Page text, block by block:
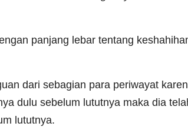
panjang lebar tentang
dari sebagian para periwayat
dulu sebelum lututnya maka dia
lututnya.